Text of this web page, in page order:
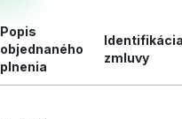
Popis
objednaného
plnenia
zmluvy